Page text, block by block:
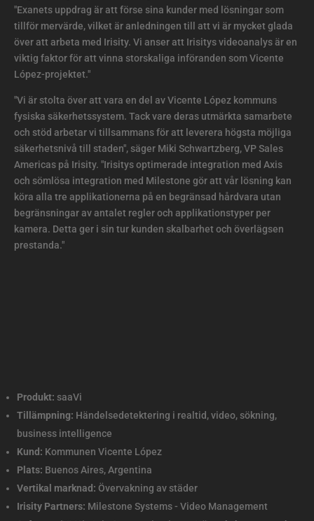
"Exanets uppdrag är att förse sina kunder med lösningar som
tillför mervärde, vilket är anledningen till att vi är mycket glada
över att arbeta med Irisity. Vi anser att Irisitys videoanalys är en
viktig faktor för att vinna storskaliga införanden som Vicente
López-projektet."
"Vi är stolta över att vara en del av Vicente López kommuns
fysiska säkerhetssystem. Tack vare deras utmärkta samarbete
och stöd arbetar vi tillsammans för att leverera högsta möjliga
säkerhetsnivå till staden", säger Miki Schwartzberg, VP Sales
Americas på Irisity. "Irisitys optimerade integration med Axis
och sömlösa integration med Milestone gör att vår lösning kan
köra alla tre applikationerna på en begränsad hårdvara utan
begränsningar av antalet regler och applikationstyper per
kamera. Detta ger i sin tur kunden skalbarhet och överlägsen
prestanda."
Produkt: saaVi
Tillämpning: Händelsedetektering i realtid, video, sökning,
business intelligence
Kund: Kommunen Vicente López
Plats: Buenos Aires, Argentina
Vertikal marknad: Övervakning av städer
Irisity Partners: Milestone Systems - Video Management